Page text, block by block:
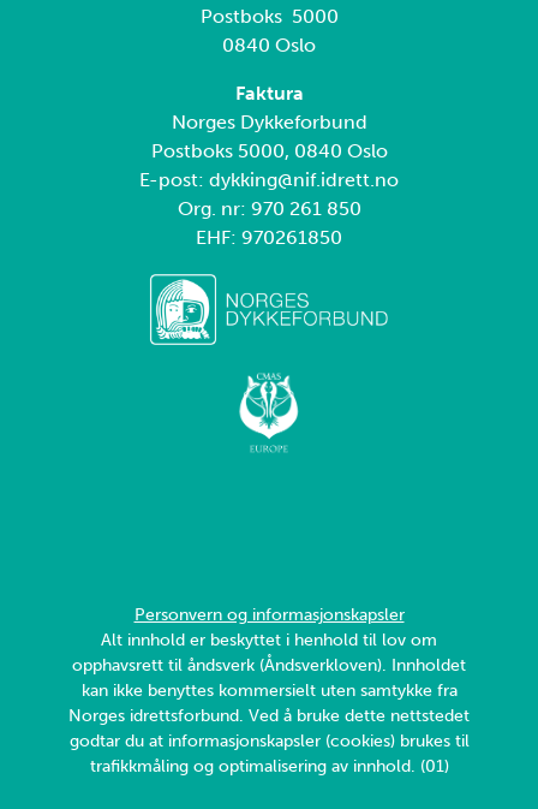
Postboks 5000
0840 Oslo
Faktura
Norges Dykkeforbund
Postboks 5000, 0840 Oslo
E-post: dykking@nif.idrett.no
Org. nr: 970 261 850
EHF: 970261850
Personvern og informasjonskapsler
Alt innhold er beskyttet i henhold til lov om
opphavsrett til åndsverk (Åndsverkloven). Innholdet
kan ikke benyttes kommersielt uten samtykke fra
Norges idrettsforbund. Ved å bruke dette nettstedet
godtar du at informasjonskapsler (cookies) brukes til
trafikkmåling og optimalisering av innhold. (01)